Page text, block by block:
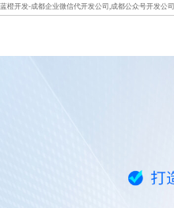
蓝橙开发-成都企业微信代开发公司,成都公众号开发公